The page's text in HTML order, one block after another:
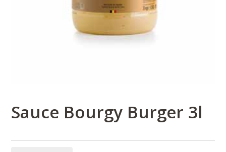
Sauce Bourgy Burger 3l